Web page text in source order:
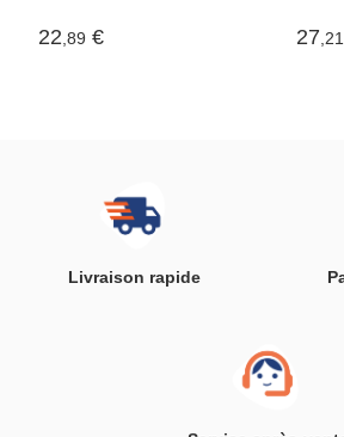
InnovaGoods
22,89 € 27,21
Livraison rapide